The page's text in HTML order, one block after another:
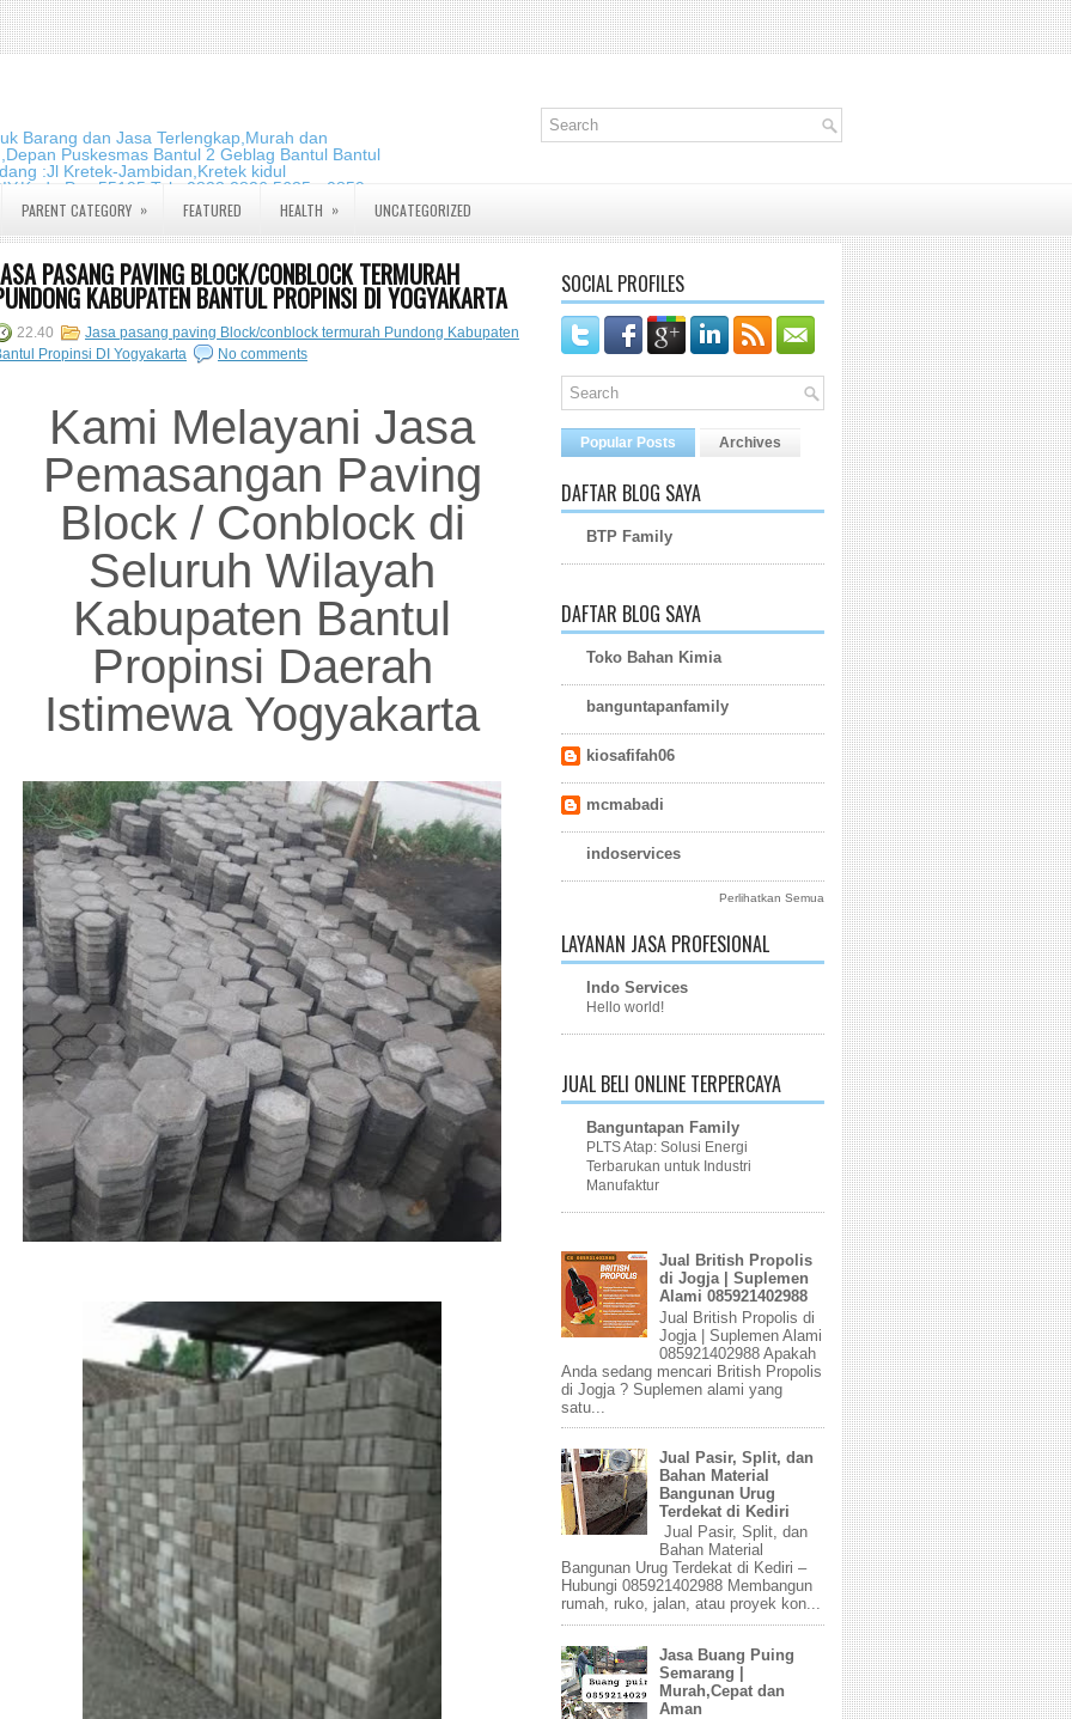
Barang dan Jasa Terlengkap,Murah dan
Puskesmas Bantul 2 Geblag Bantul Bantul
:Jl Kretek-Jambidan,Kretek kidul
Pos:55195 Telp:0823 2826 5635 - 0859
PARENT CATEGORY » FEATURED HEALTH » UNCATEGORIZED
PASANG PAVING BLOCK/CONBLOCK TERMURAH
KABUPATEN BANTUL PROPINSI DI YOGYAKARTA
22.40
Jasa pasang paving Block/conblock termurah Pundong Kabupaten
Propinsi DI Yogyakarta
No comments
Kami Melayani Jasa
Pemasangan Paving
Block / Conblock di
Seluruh Wilayah
Kabupaten Bantul
Propinsi Daerah
Istimewa Yogyakarta
SOCIAL PROFILES
Popular Posts Archives
DAFTAR BLOG SAYA
BTP Family
DAFTAR BLOG SAYA
Toko Bahan Kimia
banguntapanfamily
kiosafifah06
mcmabadi
indoservices
Perlihatkan Semua
LAYANAN JASA PROFESIONAL
Indo Services
Hello world!
JUAL BELI ONLINE TERPERCAYA
Banguntapan Family
PLTS Atap: Solusi Energi
Terbarukan untuk Industri
Manufaktur
Jual British Propolis
di Jogja | Suplemen
Alami 085921402988
Jual British Propolis di
Jogja | Suplemen Alami
085921402988 Apakah
Anda sedang mencari British Propolis
di Jogja ? Suplemen alami yang
satu...
Jual Pasir, Split, dan
Bahan Material
Bangunan Urug
Terdekat di Kediri
Jual Pasir, Split, dan
Bahan Material
Bangunan Urug Terdekat di Kediri –
Hubungi 085921402988 Membangun
rumah, ruko, jalan, atau proyek kon...
Jasa Buang Puing
Semarang |
Murah,Cepat dan
Aman